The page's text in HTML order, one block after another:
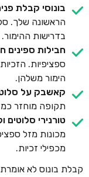
בונוסי קבלת
בדרישות ההימור.
חבילות ספינים
ספציפיות.
הימור משלהן.
קאשבק על
תקופה מוחזר
טורנירי סלוטים
מכונות מזל
מכפילי זכיות.
קבלת בונוס לא